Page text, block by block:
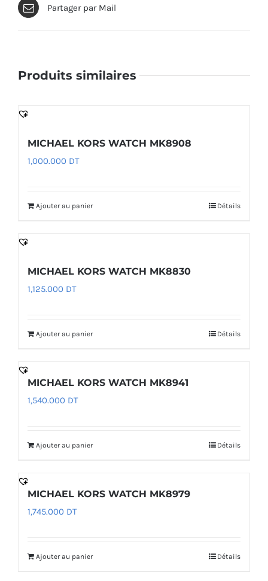
Partager par Mail
Produits similaires
MICHAEL KORS WATCH MK8908
1,000.000 DT
Ajouter au panier Détails
MICHAEL KORS WATCH MK8830
1,125.000 DT
Ajouter au panier Détails
MICHAEL KORS WATCH MK8941
1,540.000 DT
Ajouter au panier Détails
MICHAEL KORS WATCH MK8979
1,745.000 DT
Ajouter au panier Détails